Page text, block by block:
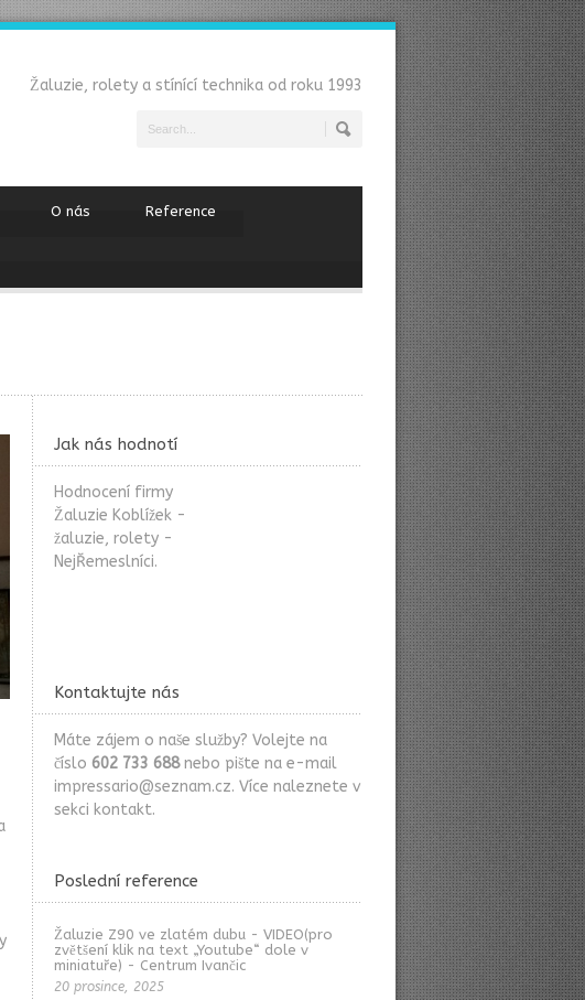
Žaluzie, rolety a stínící technika od roku 1993
O nás Reference
Jak nás hodnotí
Hodnocení firmy
Žaluzie Koblížek -
žaluzie, rolety -
NejŘemeslníci.
Kontaktujte nás
Máte zájem o naše služby? Volejte na
číslo 602 733 688nebo pište na e-mail
impressario@seznam.cz. Více naleznete v
sekci kontakt.
Poslední reference
Žaluzie Z90 ve zlatém dubu - VIDEO(pro
zvětšení klik na text „Youtube“ dole v
miniatuře) - Centrum Ivančic
20 prosince, 2025